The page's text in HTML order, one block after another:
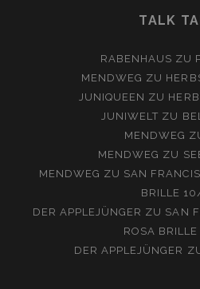
TALK
RABENHAUS ZU
MENDWEG ZU
JUNIQUEEN ZU
JUNIWELT ZU
MENDWEG
MENDWEG ZU
MENDWEG ZU SAN
BRILLE
DER APPLEJÜNGER ZU SAN
ROSA
DER APPLEJÜNGER